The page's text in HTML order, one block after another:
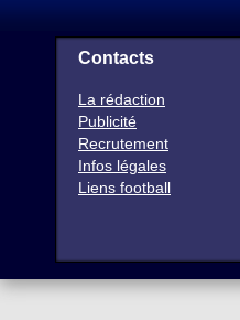
Contacts
La rédaction
Publicité
Recrutement
Infos légales
Liens football